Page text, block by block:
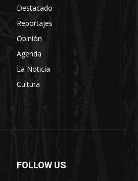
Destacado
Reportajes
Opinión
Agenda
La Noticia
Cultura
FOLLOW US